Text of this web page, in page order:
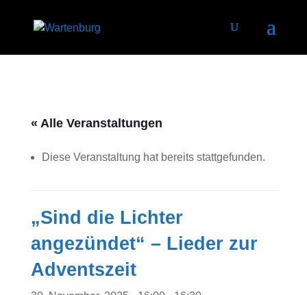
« Alle Veranstaltungen
Diese Veranstaltung hat bereits stattgefunden.
„Sind die Lichter
angezündet“ – Lieder zur
Adventszeit